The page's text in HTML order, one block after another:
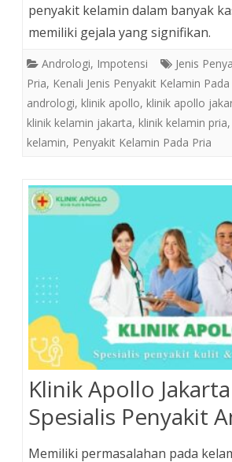
penyakit kelamin dalam banyak
memiliki gejala yang signifikan.
Andrologi, Impotensi
Jenis
Pria, Kenali Jenis Penyakit Kelamin Pada
andrologi, klinik apollo, klinik apollo
klinik kelamin jakarta, klinik kelamin pria,
kelamin, Penyakit Kelamin Pada Pria
Klinik Apollo
Spesialis Penyakit
Memiliki permasalahan pada